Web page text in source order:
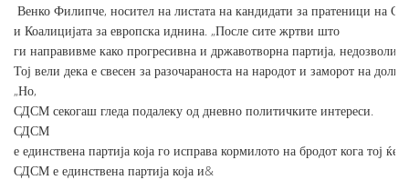
Венко Филипче, носител на листата на кандидати за пратеници на
и Коалицијата за европска иднина. „После сите жртви што
ги направивме како прогресивна и државотворна партија,
Тој вели дека е свесен за разочараноста на народот и заморот на
„Но,
СДСМ секогаш гледа подалеку од дневно политичките интереси.
СДСМ
е единствена партија која го исправа кормилото на бродот кога тој
СДСМ е единствена партија која и&